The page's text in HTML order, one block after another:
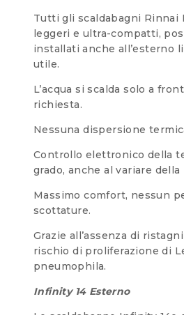
Tutti gli scaldabagni Rinnai
leggeri e ultra-compatti,
installati anche all’esterno
utile.
L’acqua si scalda solo a
richiesta.
Nessuna dispersione
Controllo elettronico della
grado, anche al variare della
Massimo comfort, nessun
scottature.
Grazie all’assenza di
rischio di proliferazione di
pneumophila.
Infinity 14 Esterno